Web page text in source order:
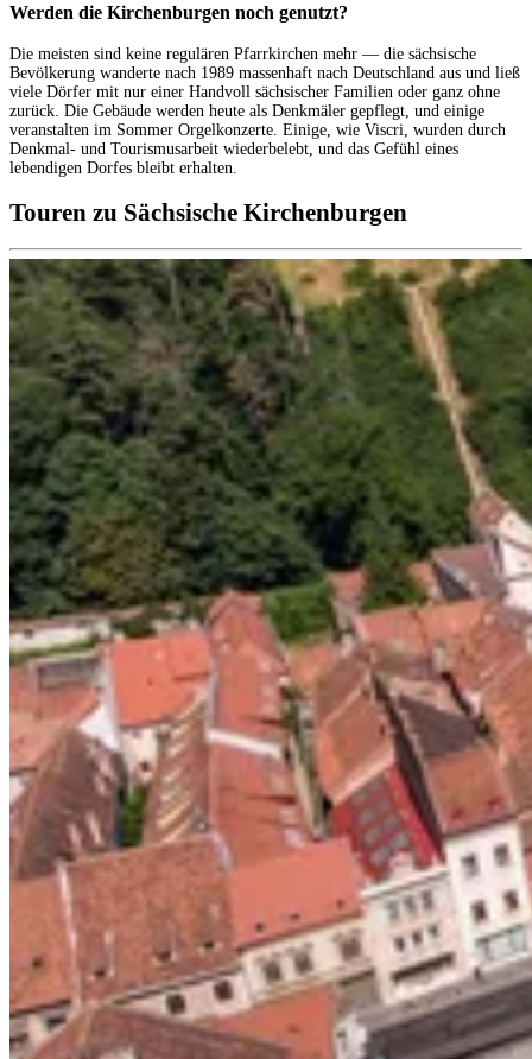
Werden die Kirchenburgen noch genutzt?
Die meisten sind keine regulären Pfarrkirchen mehr — die sächsische
Bevölkerung wanderte nach 1989 massenhaft nach Deutschland aus und ließ
viele Dörfer mit nur einer Handvoll sächsischer Familien oder ganz ohne
zurück. Die Gebäude werden heute als Denkmäler gepflegt, und einige
veranstalten im Sommer Orgelkonzerte. Einige, wie Viscri, wurden durch
Denkmal- und Tourismusarbeit wiederbelebt, und das Gefühl eines
lebendigen Dorfes bleibt erhalten.
Touren zu Sächsische Kirchenburgen